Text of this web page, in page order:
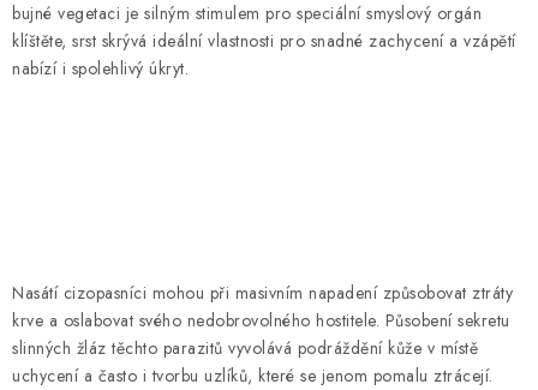
bujné vegetaci je silným stimulem pro speciální smyslový orgán
klíštěte, srst skrývá ideální vlastnosti pro snadné zachycení a vzápětí
nabízí i spolehlivý úkryt.
Nasátí cizopasníci mohou při masivním napadení způsobovat ztráty
krve a oslabovat svého nedobrovolného hostitele. Působení sekretu
slinných žláz těchto parazitů vyvolává podráždění kůže v místě
uchycení a často i tvorbu uzlíků, které se jenom pomalu ztrácejí.